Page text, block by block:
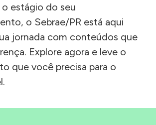
estágio do seu
o Sebrae/PR está aqui
jornada com conteúdos que
Explore agora e leve o
que você precisa para o